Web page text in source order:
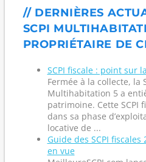
// DERNIÈRES
SCPI
PROPRIÉTAIRE DE
SCPI fiscale : point sur
Fermée à la collecte, la
Multihabitation 5 a
patrimoine. Cette SCPI
dans sa phase
locative de ...
Guide des SCPI
en vue